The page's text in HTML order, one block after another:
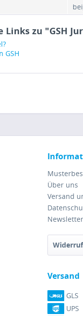
zu "GSH
GSH
Über uns
Versand
Newsletter
Versand
GLS
UPS